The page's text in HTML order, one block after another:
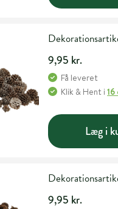
9,95 kr.
Få leveret
Klik & Hent i
Læg i
9,95 kr.